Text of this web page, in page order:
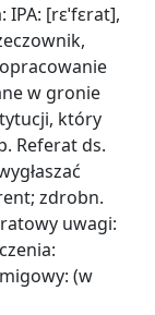
[rɛˈfɛrat],
w gronie
który
Referat ds.
zdrobn.
uwagi:
(w